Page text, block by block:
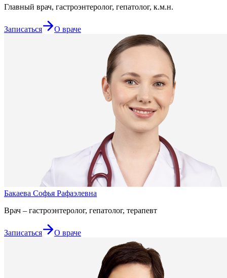
Главный врач, гастроэнтеролог, гепатолог, к.м.н.
Записаться О враче
Бакаева Софья Рафаэлевна
Врач – гастроэнтеролог, гепатолог, терапевт
Записаться О враче